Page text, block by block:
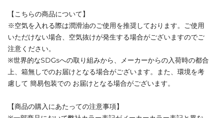
【こちらの商品について】
※空気を入れる際は潤滑油のご使用を推奨しております。ご使用
いただけない場合、空気抜けが発生する場合がございますのでご
注意ください。
※世界的なSDGsへの取り組みから、メーカーからの入荷時の都合
上、箱無しでのお届けとなる場合がございます。また、環境を考
慮して 簡易包装での お届けとなる場合がございます。
【商品の購入にあたっての注意事項】